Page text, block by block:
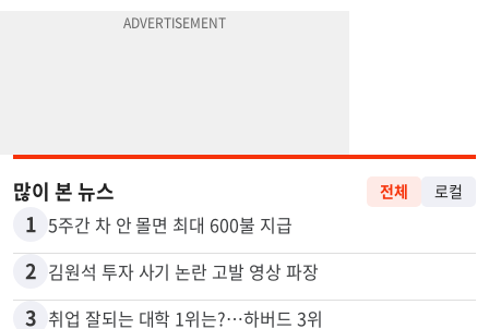
많이 본 뉴스
1 5주간 차 안 몰면 최대 600불 지급